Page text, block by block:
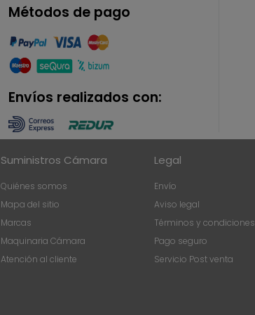
Métodos de pago
Envíos realizados con:
Suministros Cámara
Quiénes somos
Mapa del sitio
Marcas
Maquinaria Cámara
Atención al cliente
Legal
Envío
Aviso legal
Términos y condiciones
Pago seguro
Servicio Post venta